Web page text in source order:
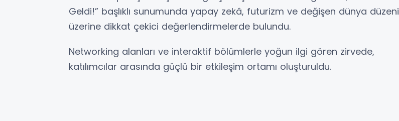
Geldi!” başlıklı sunumunda yapay zekâ, futurizm ve değişen dünya düzeni
üzerine dikkat çekici değerlendirmelerde bulundu.
Networking alanları ve interaktif bölümlerle yoğun ilgi gören zirvede,
katılımcılar arasında güçlü bir etkileşim ortamı oluşturuldu.